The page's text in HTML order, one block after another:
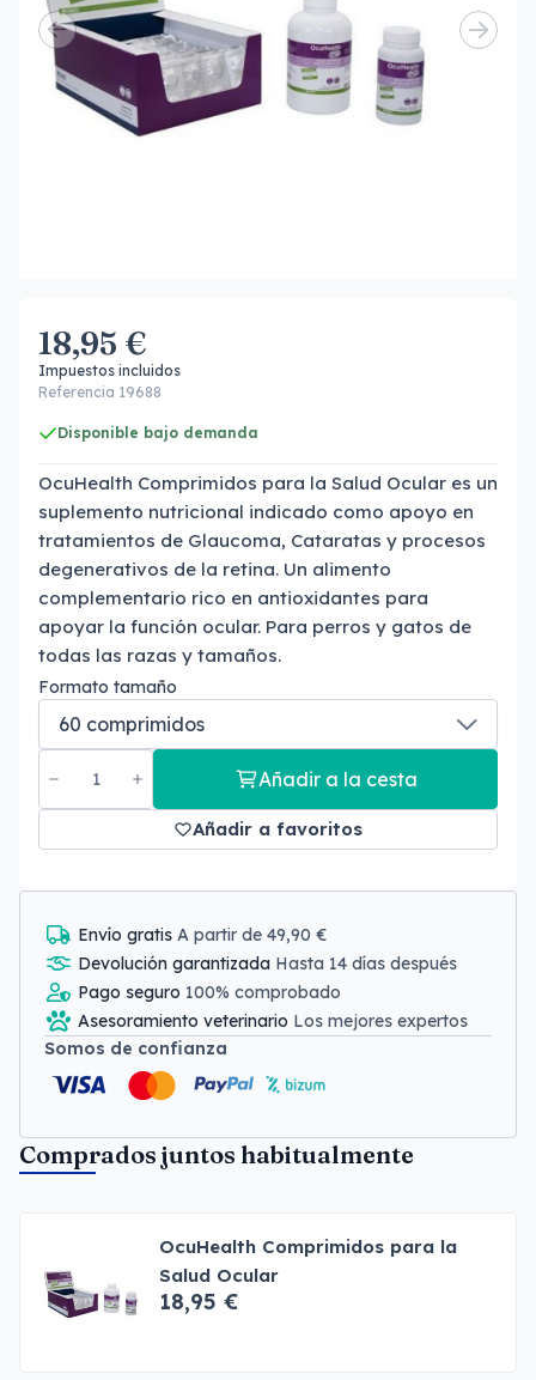
18,95 €
Impuestos incluidos
Referencia 19688
Disponible bajo demanda
OcuHealth Comprimidos para la Salud Ocular es un
suplemento nutricional indicado como apoyo en
tratamientos de Glaucoma, Cataratas y procesos
degenerativos de la retina. Un alimento
complementario rico en antioxidantes para
apoyar la función ocular. Para perros y gatos de
todas las razas y tamaños.
Formato tamaño
Añadir a la cesta
Añadir a favoritos
Envío gratis A partir de 49,90 €
Devolución garantizada Hasta 14 días después
Pago seguro 100% comprobado
Asesoramiento veterinario Los mejores expertos
Somos de confianza
Comprados juntos habitualmente
OcuHealth Comprimidos para la
Salud Ocular
18,95 €